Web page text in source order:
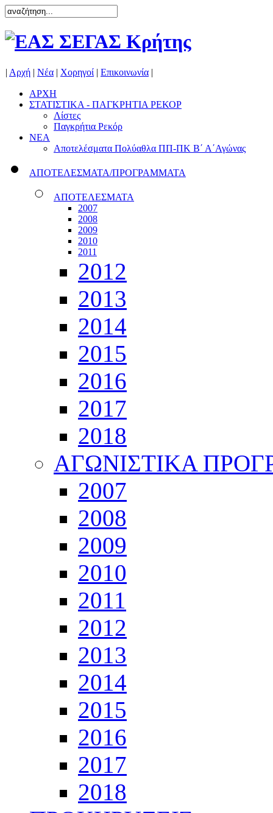
| Αρχή | Νέα | Χορηγοί | Επικοινωνία |
ΑΡΧΗ
ΣΤΑΤΙΣΤΙΚΑ - ΠΑΓΚΡΗΤΙΑ ΡΕΚΟΡ
Λίστες
Παγκρήτια Ρεκόρ
ΝΕΑ
Αποτελέσματα Πολύαθλα ΠΠ-ΠΚ Β΄ Α΄Αγώνας
ΑΠΟΤΕΛΕΣΜΑΤΑ/ΠΡΟΓΡΑΜΜΑΤΑ
ΑΠΟΤΕΛΕΣΜΑΤΑ
2007
2008
2009
2010
2011
2012
2013
2014
2015
2016
2017
2018
ΑΓΩΝΙΣΤΙΚΑ
2007
2008
2009
2010
2011
2012
2013
2014
2015
2016
2017
2018